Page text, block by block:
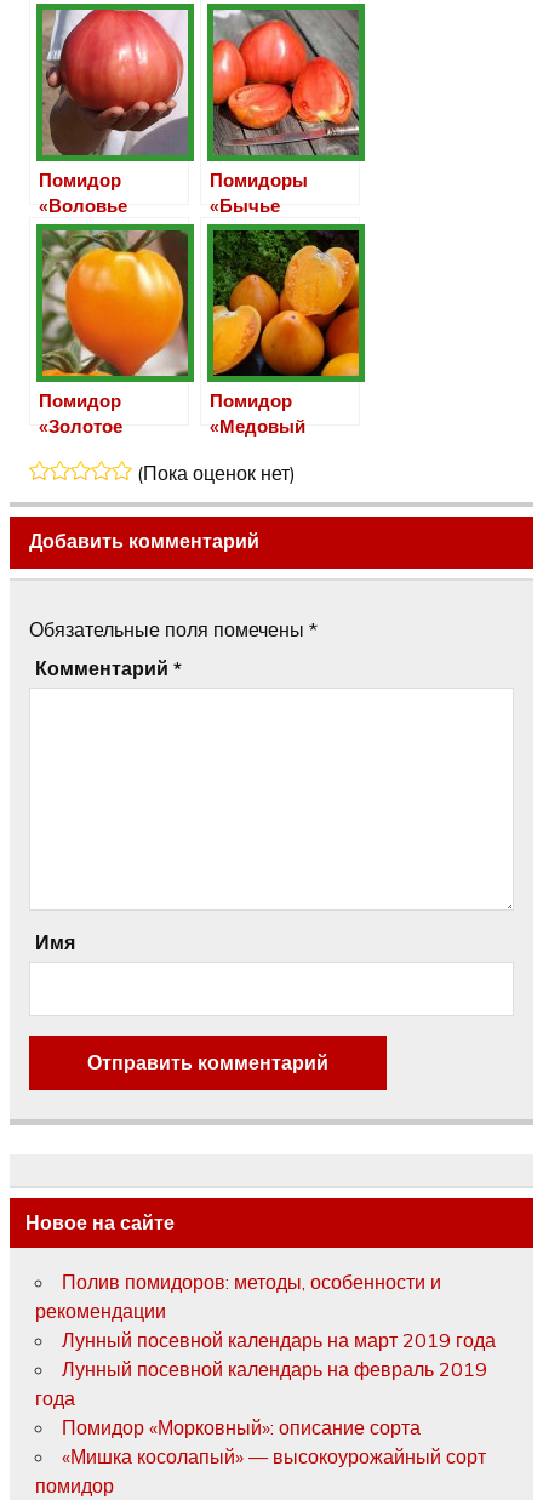
Помидор
«Воловье
сердце»
Помидоры
«Бычье
сердце»
Помидор
«Золотое
Помидор
«Медовый
(Пока оценок нет)
Добавить комментарий
Обязательные поля помечены *
Комментарий *
Имя
Новое на сайте
Полив помидоров: методы, особенности и
рекомендации
Лунный посевной календарь на март 2019 года
Лунный посевной календарь на февраль 2019
года
Помидор «Морковный»: описание сорта
«Мишка косолапый» — высокоурожайный сорт
помидор